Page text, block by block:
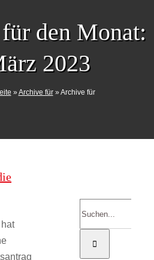
den Monat:
2023
» Archive für» Archive für